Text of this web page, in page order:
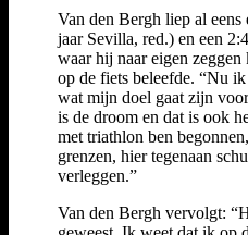
Van den Bergh liep al
jaar Sevilla, red.) en een
waar hij naar eigen zeggen
op de fiets beleefde. “Nu
wat mijn doel gaat zijn
is de droom en dat is ook
met triathlon ben
grenzen, hier tegenaan
verleggen.”
Van den Bergh vervolgt: